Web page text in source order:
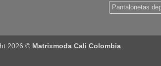
Pantalonetas
2026 © Matrixmoda Cali Colombia